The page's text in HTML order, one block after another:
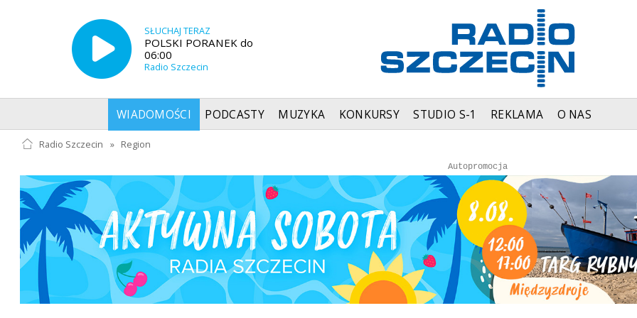
SŁUCHAJ TERAZ
POLSKI PORANEK do
06:00
Radio Szczecin
WIADOMOŚCI PODCASTY MUZYKA KONKURSY STUDIO S-1 REKLAMA O NAS
Radio Szczecin » Region
Autopromocja
Autopromocja